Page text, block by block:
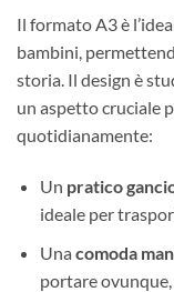
Il formato A3 è
bambini,
storia. Il design è
un aspetto cruciale
quotidianamente:
Un pratico
ideale per
Una comoda
portare ovunque,